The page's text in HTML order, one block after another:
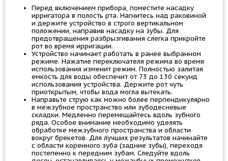
Перед включением прибора, поместите насадку
ирригатора в полость рта. Нагнитесь над раковиной
и держите устройство в строго вертикальном
положении, направив насадку на зубы. Для
предотвращения разбрызгивания слегка прикройте
рот во время ирригации.
Устройство начинает работать в ранее выбранном
режиме. Нажатие переключателя режима во время
использования изменит режим. Полностью залитая
емкость для воды обеспечит от 73 до 130 секунд
использования устройства. Держите рот чуть
приоткрытым, чтобы вода могла вытекать.
Направьте струю как можно более перпендикулярно
в межзубное пространство или зубодесневые
складки. Медленно перемещайтесь вдоль зубного
ряда. Особое внимание необходимо уделять
обработке межзубного пространства и области
вокруг брекетов. Для лучших результатов начинайте
с области коренного зуба (задние зубы), переходя
постепенно к передним зубам. Следуйте вдоль